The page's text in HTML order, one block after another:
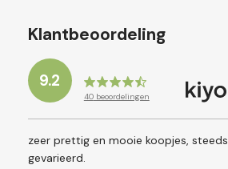
Klantbeoordeling
9.2
40beoordelingen
zeer prettig en mooie koopjes, steeds
gevarieerd.